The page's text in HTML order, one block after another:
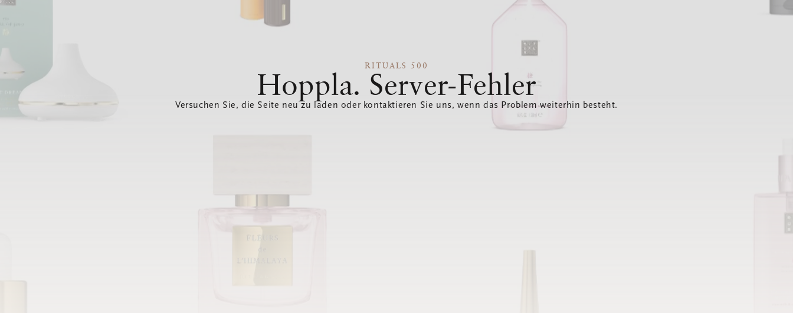
RITUALS 500
Hoppla. Server-Fehler
Versuchen Sie, die Seite neu zu laden oder kontaktieren Sie uns, wenn das Problem weiterhin besteht.